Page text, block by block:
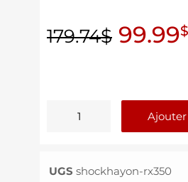
179.74$ 99.99$
UGSshockhayon-rx350